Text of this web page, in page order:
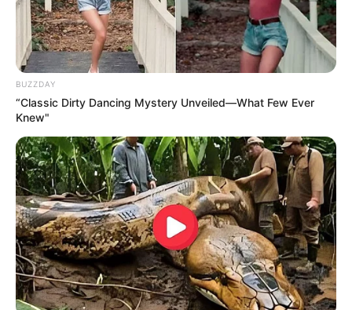
ΤΑΥΤΟΤΗΤΑ ΚΑΙ ΕΠΙΚΟΙΝΩΝΙΑ ΟΡΟΙ ΧΡΗΣΗΣ
BUZZDAY
“Classic Dirty Dancing Mystery Unveiled—What Few Ever
Knew"